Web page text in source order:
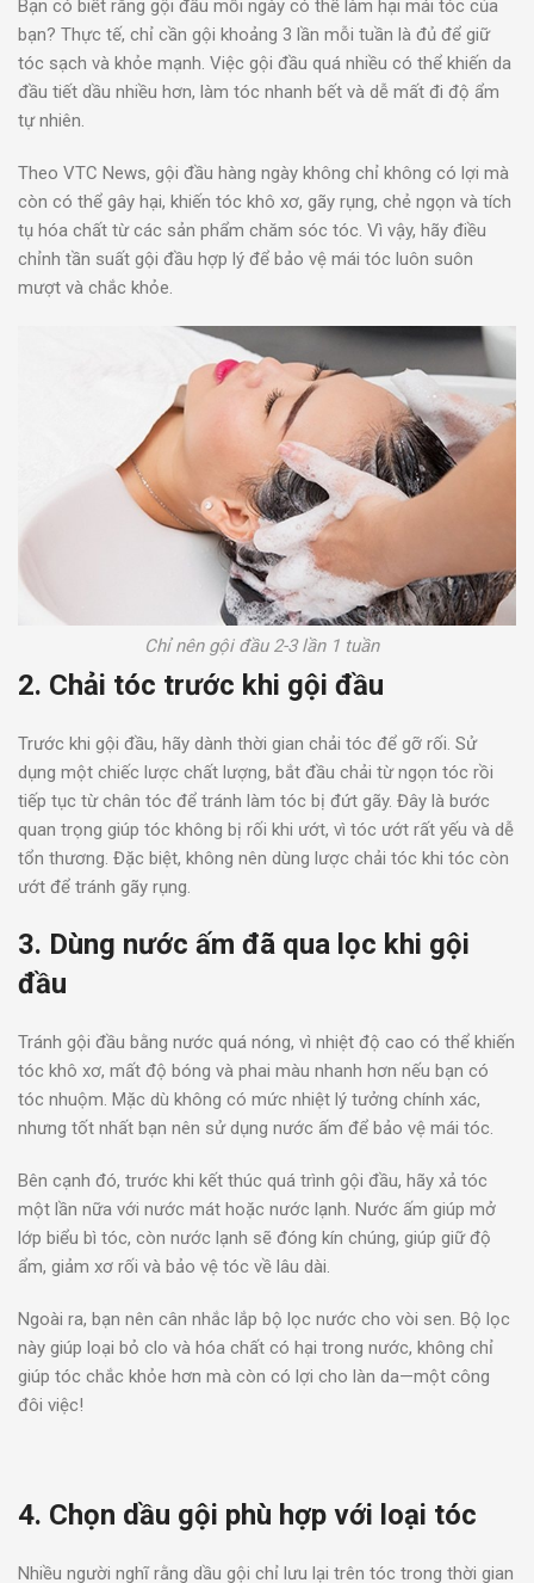
Bạn có biết rằng gội đầu mỗi ngày có thể làm hại mái tóc của
bạn? Thực tế, chỉ cần gội khoảng 3 lần mỗi tuần là đủ để giữ
tóc sạch và khỏe mạnh. Việc gội đầu quá nhiều có thể khiến da
đầu tiết dầu nhiều hơn, làm tóc nhanh bết và dễ mất đi độ ẩm
tự nhiên.
Theo VTC News, gội đầu hàng ngày không chỉ không có lợi mà
còn có thể gây hại, khiến tóc khô xơ, gãy rụng, chẻ ngọn và tích
tụ hóa chất từ các sản phẩm chăm sóc tóc. Vì vậy, hãy điều
chỉnh tần suất gội đầu hợp lý để bảo vệ mái tóc luôn suôn
mượt và chắc khỏe.
Chỉ nên gội đầu 2-3 lần 1 tuần
2. Chải tóc trước khi gội đầu
Trước khi gội đầu, hãy dành thời gian chải tóc để gỡ rối. Sử
dụng một chiếc lược chất lượng, bắt đầu chải từ ngọn tóc rồi
tiếp tục từ chân tóc để tránh làm tóc bị đứt gãy. Đây là bước
quan trọng giúp tóc không bị rối khi ướt, vì tóc ướt rất yếu và dễ
tổn thương. Đặc biệt, không nên dùng lược chải tóc khi tóc còn
ướt để tránh gãy rụng.
3. Dùng nước ấm đã qua lọc khi gội
đầu
Tránh gội đầu bằng nước quá nóng, vì nhiệt độ cao có thể khiến
tóc khô xơ, mất độ bóng và phai màu nhanh hơn nếu bạn có
tóc nhuộm. Mặc dù không có mức nhiệt lý tưởng chính xác,
nhưng tốt nhất bạn nên sử dụng nước ấm để bảo vệ mái tóc.
Bên cạnh đó, trước khi kết thúc quá trình gội đầu, hãy xả tóc
một lần nữa với nước mát hoặc nước lạnh. Nước ấm giúp mở
lớp biểu bì tóc, còn nước lạnh sẽ đóng kín chúng, giúp giữ độ
ẩm, giảm xơ rối và bảo vệ tóc về lâu dài.
Ngoài ra, bạn nên cân nhắc lắp bộ lọc nước cho vòi sen. Bộ lọc
này giúp loại bỏ clo và hóa chất có hại trong nước, không chỉ
giúp tóc chắc khỏe hơn mà còn có lợi cho làn da—một công
đôi việc!
4. Chọn dầu gội phù hợp với loại tóc
Nhiều người nghĩ rằng dầu gội chỉ lưu lại trên tóc trong thời gian